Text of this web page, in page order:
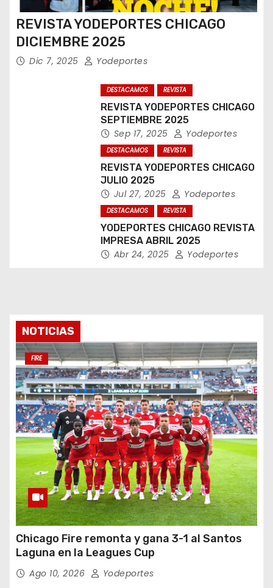
REVISTA YODEPORTES CHICAGO
DICIEMBRE 2025
Dic 7, 2025 Yodeportes
DESTACAMOS REVISTA
REVISTA YODEPORTES CHICAGO
SEPTIEMBRE 2025
Sep 17, 2025 Yodeportes
DESTACAMOS REVISTA
REVISTA YODEPORTES CHICAGO
JULIO 2025
Jul 27, 2025 Yodeportes
DESTACAMOS REVISTA
YODEPORTES CHICAGO REVISTA
IMPRESA ABRIL 2025
Abr 24, 2025 Yodeportes
NOTICIAS
FIRE
Chicago Fire remonta y gana 3-1 al Santos
Laguna en la Leagues Cup
Ago 10, 2026 Yodeportes